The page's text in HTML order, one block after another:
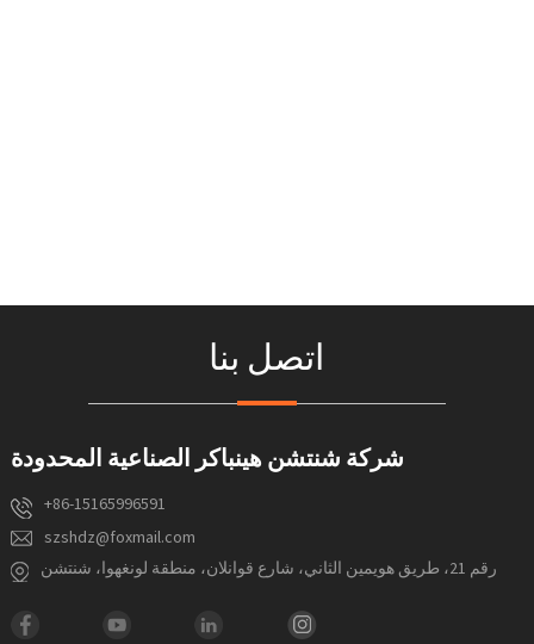
اتصل بنا
شركة شنتشن هينباكر الصناعية المحدودة
+86-15165996591
szshdz@foxmail.com
رقم 21، طريق هويمين الثاني، شارع قوانلان، منطقة لونغهوا، شنتشن